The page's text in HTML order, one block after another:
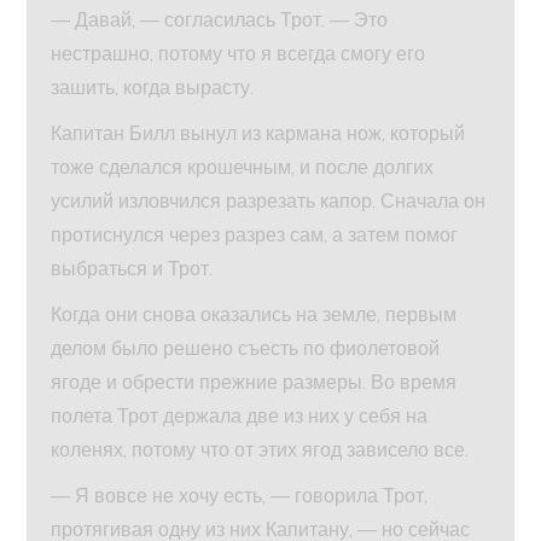
— Давай, — согласилась Трот. — Это
нестрашно, потому что я всегда смогу его
зашить, когда вырасту.
Капитан Билл вынул из кармана нож, который
тоже сделался крошечным, и после долгих
усилий изловчился разрезать капор. Сначала он
протиснулся через разрез сам, а затем помог
выбраться и Трот.
Когда они снова оказались на земле, первым
делом было решено съесть по фиолетовой
ягоде и обрести прежние размеры. Во время
полета Трот держала две из них у себя на
коленях, потому что от этих ягод зависело все.
— Я вовсе не хочу есть, — говорила Трот,
протягивая одну из них Капитану, — но сейчас